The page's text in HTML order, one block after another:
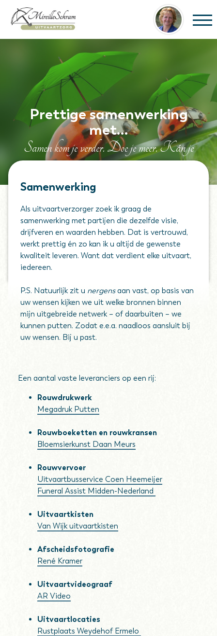
Over Mireille
De uitvaart
Uitvaartcodicil
Blogs en nieuws
Contact
Prettige samenwerking
met…
Samen kom je verder. Doe je meer. Kán je
Samenwerking
Als uitvaartverzorger zoek ik graag de
samenwerking met partijen die dezelfde visie,
drijfveren en waarden hebben. Dat is vertrouwd,
werkt prettig én zo kan ik u altijd de gewenste
kwaliteit leveren. Want dat verdient elke uitvaart,
iedereen.
P.S. Natuurlijk zit u nergensaan vast, op basis van
uw wensen kijken we uit welke bronnen binnen
mijn uitgebreide netwerk – of daarbuiten – we
kunnen putten. Zodat e.e.a. naadloos aansluit bij
uw wensen. Bij u past.
Een aantal vaste leveranciers op een rij:
Rouwdrukwerk
Megadruk Putten
Rouwboeketten en rouwkransen
Bloemsierkunst Daan Meurs
Rouwvervoer
Uitvaartbusservice Coen Heemeijer
Funeral Assist Midden-Nederland
Uitvaartkisten
Van Wijk uitvaartkisten
Afscheidsfotografie
René Kramer
Uitvaartvideograaf
AR Video
Uitvaartlocaties
Rustplaats Weydehof Ermelo